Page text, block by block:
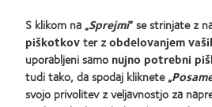
S klikom na „Sprejmi“ se strinjate z
piškotkovter zobdelovanjem
uporabljeni samo nujno potrebni
tudi tako, da spodaj kliknete „
svojo privolitev z veljavnostjo za